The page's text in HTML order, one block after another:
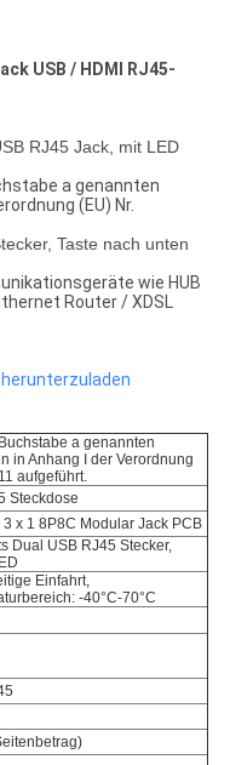
USB / HDMI RJ45-
RJ45 Jack, mit LED
a genannten
(EU) Nr.
Taste nach unten
wie HUB
Router / XDSL
a genannten
in Anhang I der Verordnung
aufgeführt.
Steckdose
x 1 8P8C Modular Jack PCB
Dual USB RJ45 Stecker,
Einfahrt,
-40°C-70°C